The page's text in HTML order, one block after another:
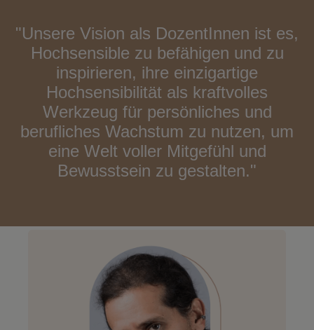
"Unsere Vision als DozentInnen ist es,
Hochsensible zu befähigen und zu
inspirieren, ihre einzigartige
Hochsensibilität als kraftvolles
Werkzeug für persönliches und
berufliches Wachstum zu nutzen, um
eine Welt voller Mitgefühl und
Bewusstsein zu gestalten."